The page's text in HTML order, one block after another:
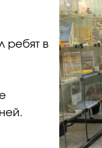
ребят в